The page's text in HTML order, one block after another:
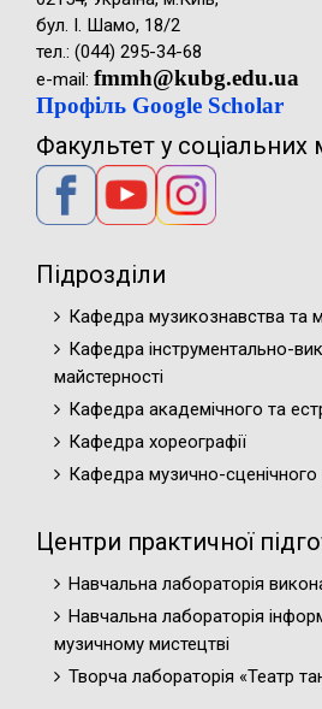
бул. І. Шамо, 18/2
тел.: (044) 295-34-68
e-mail: fmmh@kubg.edu.ua
Профіль Google Scholar
Факультет у соціальних
Підрозділи
Кафедра музикознавства та
Кафедра інструментально-
майстерності
Кафедра академічного та
Кафедра хореографії
Кафедра музично-сценічного
Центри практичної
Навчальна лабораторія
Навчальна лабораторія
музичному мистецтві
Творча лабораторія «Театр